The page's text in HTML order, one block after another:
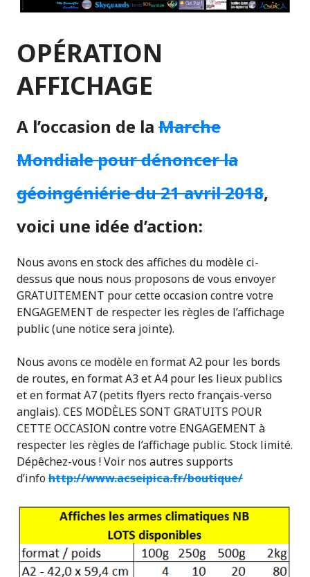
OPÉRATION
AFFICHAGE
A l’occasion de la Marche
Mondiale pour dénoncer la
géoingéniérie du 21 avril 2018,
voici une idée d’action:
Nous avons en stock des affiches du modèle ci-
dessus que nous nous proposons de vous envoyer
GRATUITEMENT pour cette occasion contre votre
ENGAGEMENT de respecter les règles de l’affichage
public (une notice sera jointe).
Nous avons ce modèle en format A2 pour les bords
de routes, en format A3 et A4 pour les lieux publics
et en format A7 (petits flyers recto français-verso
anglais). CES MODÈLES SONT GRATUITS POUR
CETTE OCCASION contre votre ENGAGEMENT à
respecter les règles de l’affichage public. Stock limité.
Dépêchez-vous ! Voir nos autres supports
d’infohttp://www.acseipica.fr/boutique/